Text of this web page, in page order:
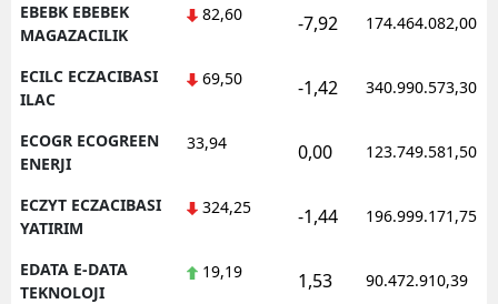
EBEBK EBEBEK
MAGAZACILIK
82,60 -7,92 174.464.082,00
ECILC ECZACIBASI
ILAC
69,50 -1,42 340.990.573,30
ECOGR ECOGREEN
ENERJI
33,94 0,00 123.749.581,50
ECZYT ECZACIBASI
YATIRIM
324,25 -1,44 196.999.171,75
EDATA E-DATA
TEKNOLOJI
19,19 1,53 90.472.910,39